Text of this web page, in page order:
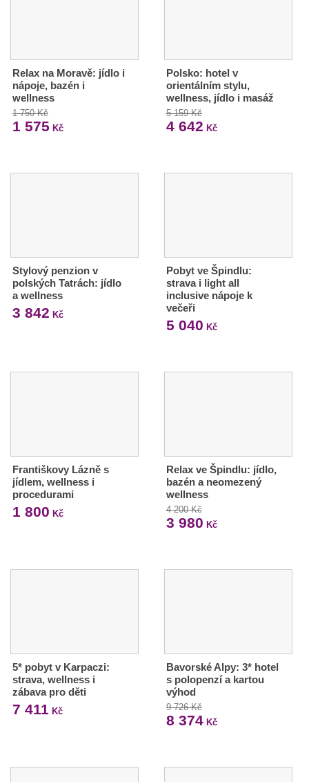
Relax na Moravě: jídlo i
nápoje, bazén i
wellness
1 750 Kč
1 575 Kč
Polsko: hotel v
orientálním stylu,
wellness, jídlo i masáž
5 159 Kč
4 642 Kč
Stylový penzion v
polských Tatrách: jídlo
a wellness
3 842 Kč
Pobyt ve Špindlu:
strava i light all
inclusive nápoje k
večeři
5 040 Kč
Františkovy Lázně s
jídlem, wellness i
procedurami
1 800 Kč
Relax ve Špindlu: jídlo,
bazén a neomezený
wellness
4 200 Kč
3 980 Kč
5* pobyt v Karpaczi:
strava, wellness i
zábava pro děti
7 411 Kč
Bavorské Alpy: 3* hotel
s polopenzí a kartou
výhod
9 726 Kč
8 374Kč